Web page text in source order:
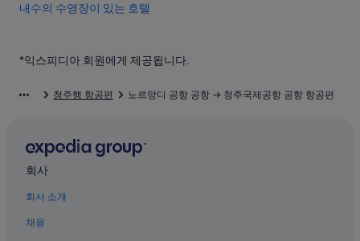
내수의 수영장이 있는 호텔
충북의 아파트
청주고인쇄박물관 근처 호텔
신미술관 근처 호텔
충북의 샬레
청주 국립박물관 근처 호텔
정북동 토성 근처 호텔
*익스피디아 회원에게 제공됩니다.
청주행 항공편 노르망디 공항 공항 → 청주국제공항 공항 항공편
회사
회사 소개
채용